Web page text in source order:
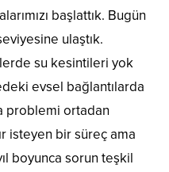
başlattık. Bugün
ulaştık.
su kesintileri yok
evsel bağlantılarda
problemi ortadan
isteyen bir süreç ama
boyunca sorun teşkil